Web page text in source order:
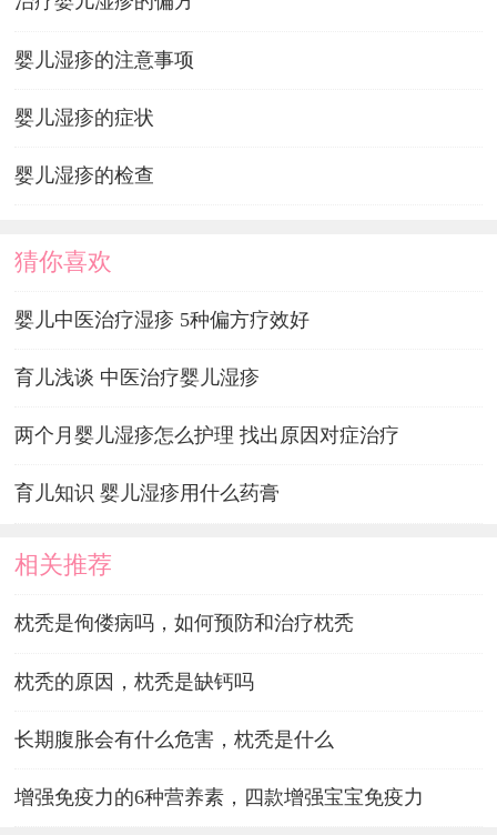
婴儿湿疹的注意事项
婴儿湿疹的症状
婴儿湿疹的检查
猜你喜欢
婴儿中医治疗湿疹 5种偏方疗效好
育儿浅谈 中医治疗婴儿湿疹
两个月婴儿湿疹怎么护理 找出原因对症治疗
育儿知识 婴儿湿疹用什么药膏
相关推荐
枕秃是佝偻病吗，如何预防和治疗枕秃
枕秃的原因，枕秃是缺钙吗
长期腹胀会有什么危害，枕秃是什么
增强免疫力的6种营养素，四款增强宝宝免疫力